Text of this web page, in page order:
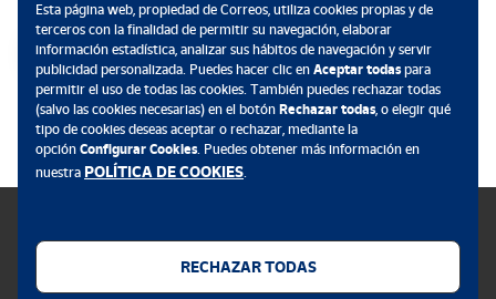
Política de cookies
Esta página web, propiedad de Correos, utiliza cookies propias y de
terceros con la finalidad de permitir su navegación, elaborar
información estadística, analizar sus hábitos de navegación y servir
publicidad personalizada. Puedes hacer clic en Aceptar todaspara
permitir el uso de todas las cookies. También puedes rechazar todas
(salvo las cookies necesarias) en el botón Rechazar todas, o elegir qué
tipo de cookies deseas aceptar o rechazar, mediante la
opción Configurar Cookies. Puedes obtener más información en
nuestra POLÍTICA DE COOKIES.
RECHAZAR TODAS